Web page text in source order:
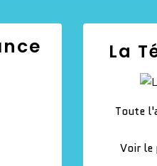
La
Toute
Voir le